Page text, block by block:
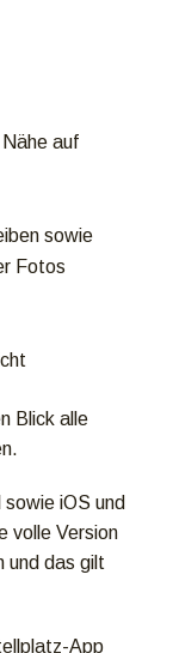
auf
sowie
Fotos
Blick alle
iOS und
volle Version
und das gilt
App